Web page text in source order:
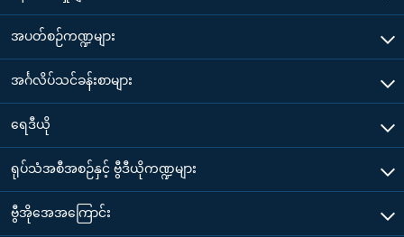
အပတ်စဉ်ကဏ္ဍများ
အင်္ဂလိပ်သင်ခန်းစာများ
ရေဒီယို
ရုပ်သံအစီအစဉ်နှင့် ဗွီဒီယိုကဏ္ဍများ
ဗွီအိုအေအကြောင်း